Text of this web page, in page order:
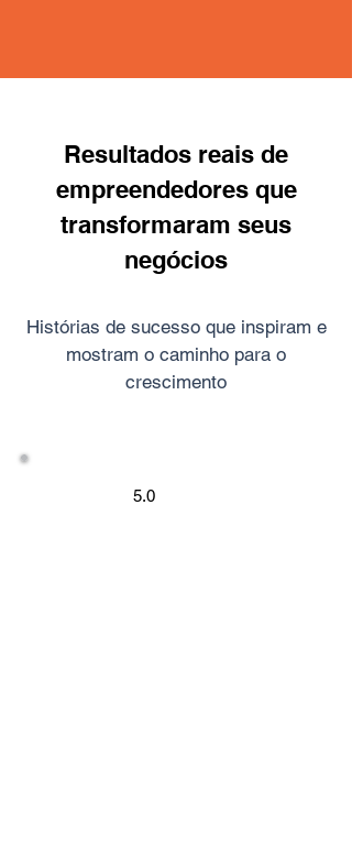
Resultados reais de
empreendedores que
transformaram seus
negócios
Histórias de sucesso que inspiram e
mostram o caminho para o
crescimento
5.0